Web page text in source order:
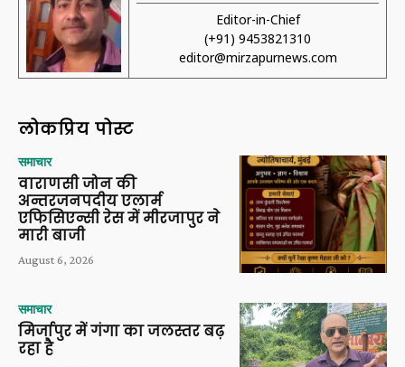
Editor-in-Chief
(+91) 9453821310
editor@mirzapurnews.com
लोकप्रिय पोस्ट
समाचार
वाराणसी जोन की
अन्तरजनपदीय एलार्म
एफिसिएन्सी रेस में मीरजापुर ने
मारी बाजी
August 6, 2026
समाचार
मिर्जापुर में गंगा का जलस्तर बढ़
रहा है